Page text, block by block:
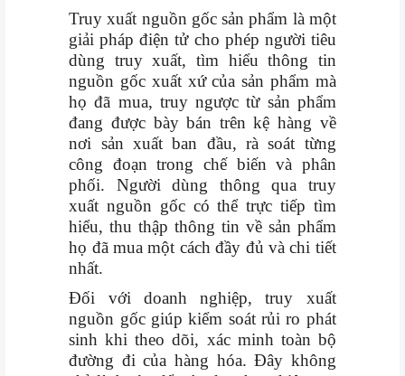
Truy xuất nguồn gốc sản phẩm là một
giải pháp điện tử cho phép người tiêu
dùng truy xuất, tìm hiểu thông tin
nguồn gốc xuất xứ của sản phẩm mà
họ đã mua, truy ngược từ sản phẩm
đang được bày bán trên kệ hàng về
nơi sản xuất ban đầu, rà soát từng
công đoạn trong chế biến và phân
phối. Người dùng thông qua truy
xuất nguồn gốc có thể trực tiếp tìm
hiểu, thu thập thông tin về sản phẩm
họ đã mua một cách đầy đủ và chi tiết
nhất.
Đối với doanh nghiệp, truy xuất
nguồn gốc giúp kiểm soát rủi ro phát
sinh khi theo dõi, xác minh toàn bộ
đường đi của hàng hóa. Đây không